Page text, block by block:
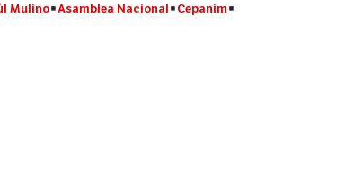
Mulino Asamblea Nacional Cepanim